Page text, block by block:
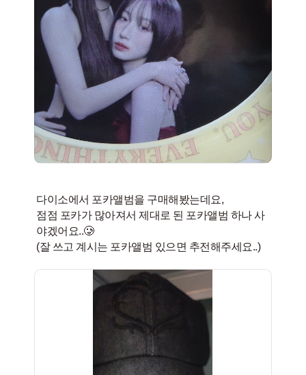
다이소에서 포카앨범을 구매해봤는데요,
점점 포카가 많아져서 제대로 된 포카앨범 하나 사
야겠어요..🥲
(잘 쓰고 계시는 포카앨범 있으면 추전해주세요..)